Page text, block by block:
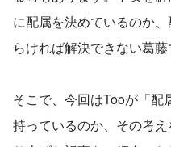
に配属を決めているのか
らければ解決できない葛
そこで、今回はTooが「配
持っているのか、その考